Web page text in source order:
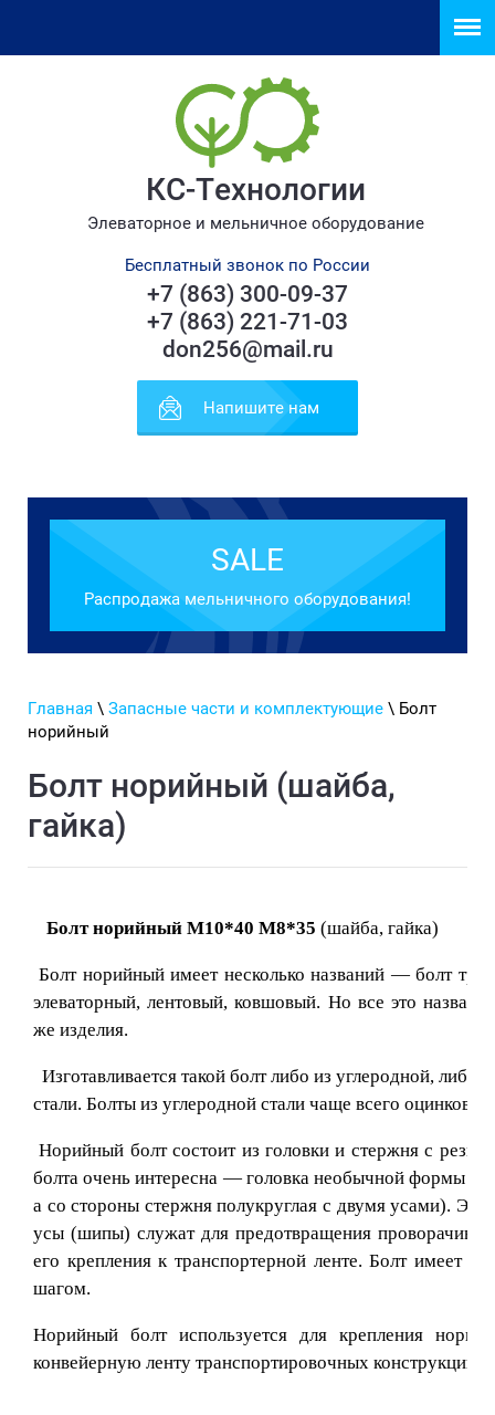
КС-Технологии
Элеваторное и мельничное оборудование
Бесплатный звонок по России
+7 (863) 300-09-37
+7 (863) 221-71-03
don256@mail.ru
Напишите нам
SALE
Распродажа мельничного оборудования!
Главная \ Запасные части и комплектующие \ Болт
норийный
Болт норийный (шайба,
гайка)
Болт норийный М10*40 М8*35 (шайба, гайка)
Болт норийный имеет несколько названий — болт
элеваторный, лентовый, ковшовый. Но все это
же изделия.
Изготавливается такой болт либо из углеродной, либо
стали. Болты из углеродной стали чаще всего
Норийный болт состоит из головки и стержня с
болта очень интересна — головка необычной формы (с
а со стороны стержня полукруглая с двумя усами). Эти
усы (шипы) служат для предотвращения
его крепления к транспортерной ленте. Болт имеет
шагом.
Норийный болт используется для крепления
конвейерную ленту транспортировочных конструкций